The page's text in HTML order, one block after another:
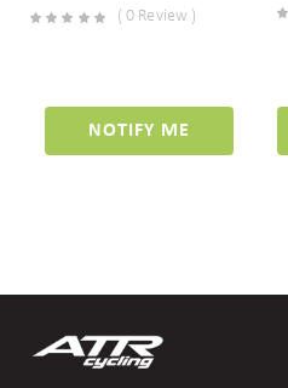
( 0 Review )
NOTIFY ME